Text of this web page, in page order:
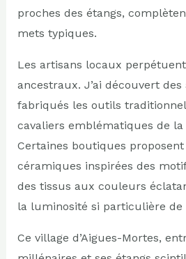
proches des étangs,
mets typiques.
Les artisans locaux
ancestraux. J’ai découvert
fabriqués les outils
cavaliers emblématiques de la
Certaines boutiques
céramiques inspirées des
des tissus aux couleurs
la luminosité si particulière de
Ce village d’Aigues-Mortes,